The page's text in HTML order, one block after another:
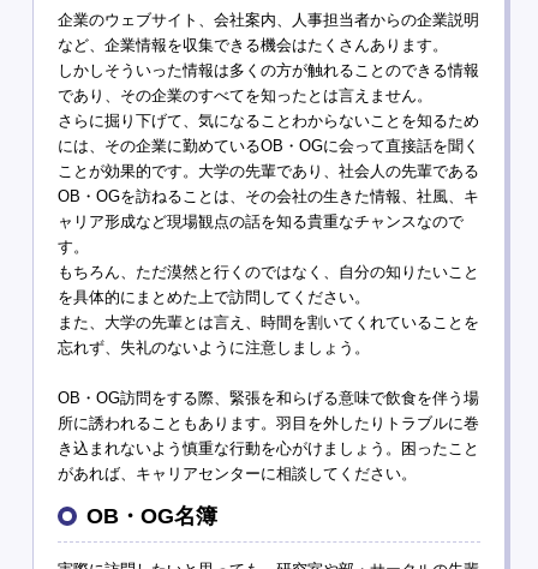
企業のウェブサイト、会社案内、人事担当者からの企業説明
など、企業情報を収集できる機会はたくさんあります。
しかしそういった情報は多くの方が触れることのできる情報
であり、その企業のすべてを知ったとは言えません。
さらに掘り下げて、気になることわからないことを知るため
には、その企業に勤めているOB・OGに会って直接話を聞く
ことが効果的です。大学の先輩であり、社会人の先輩である
OB・OGを訪ねることは、その会社の生きた情報、社風、キ
ャリア形成など現場観点の話を知る貴重なチャンスなので
す。
もちろん、ただ漠然と行くのではなく、自分の知りたいこと
を具体的にまとめた上で訪問してください。
また、大学の先輩とは言え、時間を割いてくれていることを
忘れず、失礼のないように注意しましょう。
OB・OG訪問をする際、緊張を和らげる意味で飲食を伴う場
所に誘われることもあります。羽目を外したりトラブルに巻
き込まれないよう慎重な行動を心がけましょう。困ったこと
があれば、キャリアセンターに相談してください。
OB・OG名簿